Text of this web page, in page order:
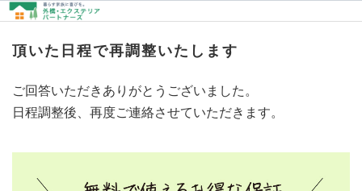
頂いた日程で再調整いたします
ご回答いただきありがとうございました。
日程調整後、再度ご連絡させていただきます。